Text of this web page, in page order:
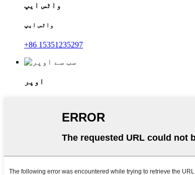
واٹس ایپ
واٹس ایپ
+86 15351235297
اوپر